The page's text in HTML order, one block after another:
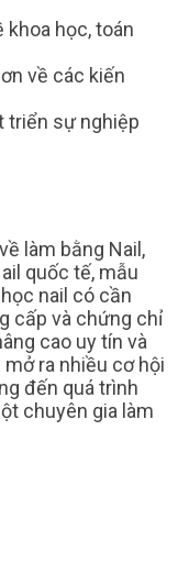
học, toán
về các kiến
triển sự nghiệp
làm bằng Nail,
quốc tế, mẫu
nail có cần
cấp và chứng chỉ
cao uy tín và
ra nhiều cơ hội
đến quá trình
chuyên gia làm